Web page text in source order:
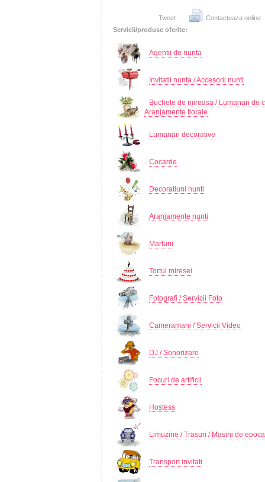
Tweet
Contacteaza online
Servicii/produse oferite:
Agentii de nunta
Invitatii nunta / Accesorii nunti
Buchete de mireasa / Lumanari de
Aranjamente florale
Lumanari decorative
Cocarde
Decoratiuni nunti
Aranjamente nunti
Marturii
Tortul miresei
Fotografi / Servicii Foto
Cameramani / Servicii Video
DJ / Sonorizare
Focuri de artificii
Hostess
Limuzine / Trasuri / Masini de epoca
Transport invitati